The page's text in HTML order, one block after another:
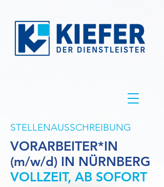
STELLENAUSSCHREIBUNG
VORARBEITER*IN
(m/w/d) IN NÜRNBERG
VOLLZEIT, AB SOFORT